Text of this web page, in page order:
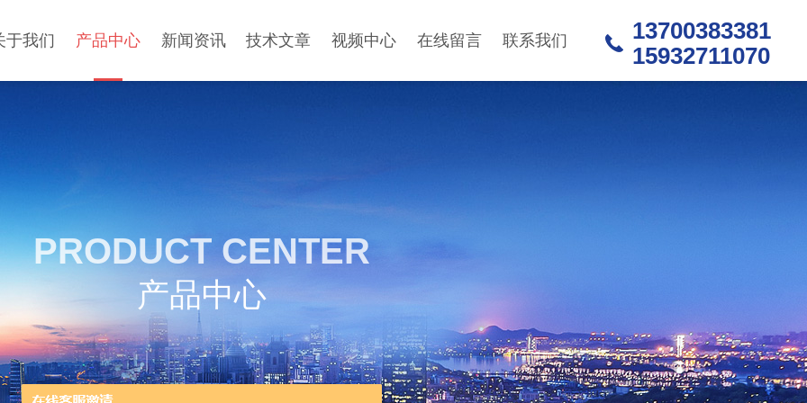
于我们 产品中心 新闻资讯 技术文章 视频中心 在线留言 联系我们
13700383381
15932711070
PRODUCT CENTER
产品中心